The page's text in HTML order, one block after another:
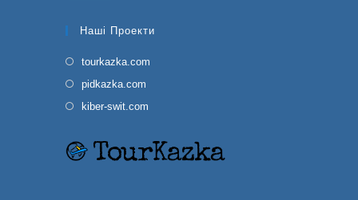
в
новій
вкладці
Наші Проекти
tourkazka.com
pidkazka.com
kiber-swit.com
вкладці